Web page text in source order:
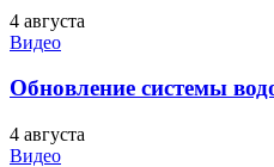
4 августа
Видео
Обновление системы
4 августа
Видео